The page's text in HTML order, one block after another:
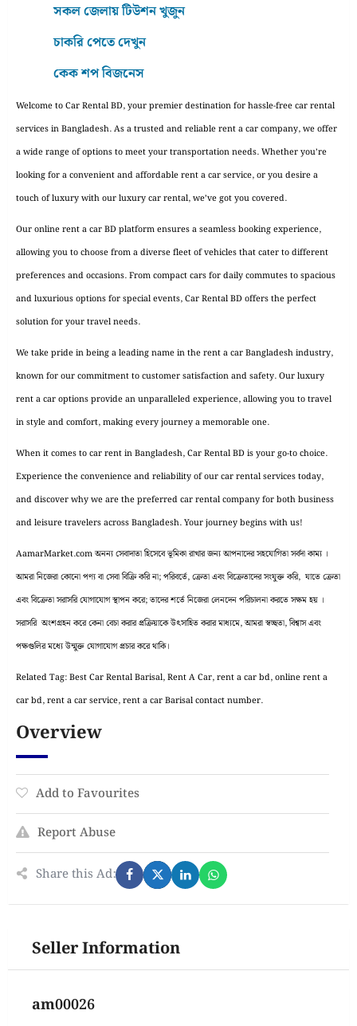
সকল জেলায় টিউশন খুজুন
চাকরি পেতে দেখুন
কেক শপ বিজনেস
Welcome to Car Rental BD, your premier destination for hassle-free car rental
services in Bangladesh. As a trusted and reliable rent a car company, we offer
a wide range of options to meet your transportation needs. Whether you’re
looking for a convenient and affordable rent a car service, or you desire a
touch of luxury with our luxury car rental, we’ve got you covered.
Our online rent a car BD platform ensures a seamless booking experience,
allowing you to choose from a diverse fleet of vehicles that cater to different
preferences and occasions. From compact cars for daily commutes to spacious
and luxurious options for special events, Car Rental BD offers the perfect
solution for your travel needs.
We take pride in being a leading name in the rent a car Bangladesh industry,
known for our commitment to customer satisfaction and safety. Our luxury
rent a car options provide an unparalleled experience, allowing you to travel
in style and comfort, making every journey a memorable one.
When it comes to car rent in Bangladesh, Car Rental BD is your go-to choice.
Experience the convenience and reliability of our car rental services today,
and discover why we are the preferred car rental company for both business
and leisure travelers across Bangladesh. Your journey begins with us!
AamarMarket.com অনন্য সেবাদাতা হিসেবে ভূমিকা রাখার জন্য আপনাদের সহযোগিতা সর্বদা কাম্য ।
আমরা নিজেরা কোনো পণ্য বা সেবা বিক্রি করি না; পরিবর্তে, ক্রেতা এবং বিক্রেতাদের সংযুক্ত করি, যাতে ক্রেতা
এবং বিক্রেতা সরাসরি যোগাযোগ স্থাপন করে; তাদের শর্তে নিজেরা লেনদেন পরিচালনা করতে সক্ষম হয় ।
সরাসরি অংশগ্রহন করে কেনা বেচা করার প্রক্রিয়াকে উৎসাহিত করার মাধ্যমে, আমরা স্বচ্ছতা, বিশ্বাস এবং
পক্ষগুলির মধ্যে উন্মুক্ত যোগাযোগ প্রচার করে থাকি।
Related Tag: Best Car Rental Barisal, Rent A Car, rent a car bd, online rent a
car bd, rent a car service, rent a car Barisal contact number.
Overview
Add to Favourites
Report Abuse
Share this Ad:
Seller Information
am00026